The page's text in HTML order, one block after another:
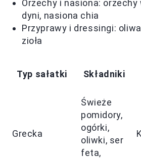
Orzechy i nasiona: orzechy
dyni, nasiona chia
Przyprawy i dressingi:
zioła
Typ sałatki Składniki
Grecka
Świeże
pomidory,
ogórki,
oliwki, ser
feta,